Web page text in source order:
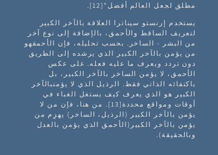
مطلق لجعل العالم أفضل"[12].
يستخدم إرنستو سيناترا العلاقة بالآخر الكبير
لتعريف الساقط والأحمق، بالإضافة إلى نوع آخر
من البشر - الساخر. بحسب تحليله، فإن الأحمقهو
من يؤمن بالآخر الكبير الذي يرشده إلى الطريق
دون تردد ويعرف ما عليه فعله. على عكس
الأحمق، لا يؤمن الساخر بالآخر الكبير، بل
باكتفائه الذاتي فقط. الرذيل الذي لا يؤمنبالآخر
الكبير هو الذي يعرف كيف يستغل الغباء في
أوقات ومواقع محددة[13]. من هنا، فإن من لا
يؤمن بالآخر الكبير (الرذيل، الساخر) يهزِم من
يؤمن بالآخر الكبير(الأحمق الذي يؤمن بالعدل
وبالحقيقة).